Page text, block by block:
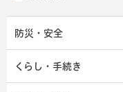
防災・安全
くらし・手続き